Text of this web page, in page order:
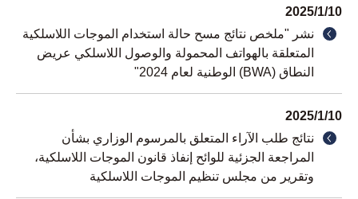
2025/1/10
نشر "ملخص نتائج مسح حالة استخدام الموجات اللاسلكية
المتعلقة بالهواتف المحمولة والوصول اللاسلكي عريض
النطاق (BWA) الوطنية لعام 2024"
2025/1/10
نتائج طلب الآراء المتعلق بالمرسوم الوزاري بشأن
المراجعة الجزئية للوائح إنفاذ قانون الموجات اللاسلكية،
وتقرير من مجلس تنظيم الموجات اللاسلكية